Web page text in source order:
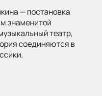
— постановка
знаменитой
театр,
соединяются в